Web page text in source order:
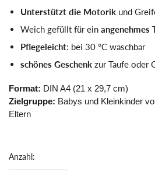
Unterstützt die Motorik und
Weich gefüllt für ein angenehmes
Pflegeleicht: bei 30 °C waschbar
schönes Geschenk zur Taufe oder
Format: DIN A4 (21 x 29,7 cm)
Zielgruppe: Babys und Kleinkinder
Eltern
Anzahl: